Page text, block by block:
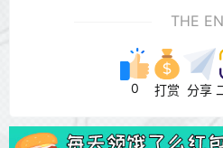
THE
0 打赏 分享